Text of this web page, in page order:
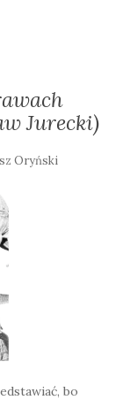
Jurecki)
Oryński
bo